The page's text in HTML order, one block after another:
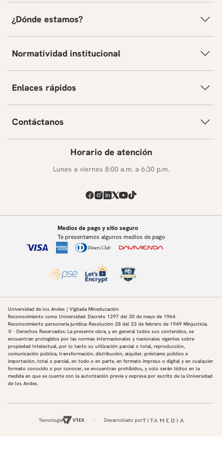
¿Dónde estamos?
Normatividad institucional
Enlaces rápidos
Contáctanos
Horario de atención
Lunes a viernes 8:00 a.m. a 6:30 p.m.
Medios de pago y sitio seguro
Te presentamos algunos medios de pago
Universidad de los Andes | Vigilada Mineducación
Reconocimiento como Universidad: Decreto 1297 del 30 de mayo de 1964.
Reconocimiento personería jurídica: Resolución 28 del 23 de febrero de 1949 Minjusticia.
© - Derechos Reservados: La presente obra, y en general todos sus contenidos, se
encuentran protegidos por las normas internacionales y nacionales vigentes sobre
propiedad Intelectual, por lo tanto su utilización parcial o total, reproducción,
comunicación pública, transformación, distribución, alquiler, préstamo público e
importación, total o parcial, en todo o en parte, en formato impreso o digital y en cualquier
formato conocido o por conocer, se encuentran prohibidos, y solo serán lícitos en la
medida en que se cuente con la autorización previa y expresa por escrito de la Universidad
de los Andes.
Tecnología Desarrollado por